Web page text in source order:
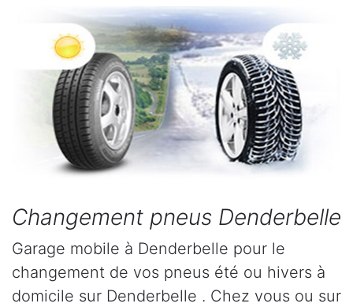
Changement pneus Denderbelle
Garage mobile à Denderbelle pour le
changement de vos pneus été ou hivers à
domicile sur Denderbelle . Chez vous ou sur